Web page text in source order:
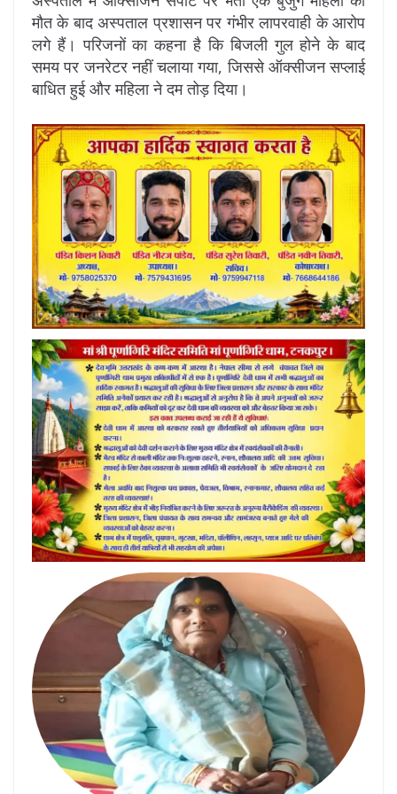
मौत के बाद अस्पताल प्रशासन पर गंभीर लापरवाही के आरोप
लगे हैं। परिजनों का कहना है कि बिजली गुल होने के बाद
समय पर जनरेटर नहीं चलाया गया, जिससे ऑक्सीजन सप्लाई
बाधित हुई और महिला ने दम तोड़ दिया।